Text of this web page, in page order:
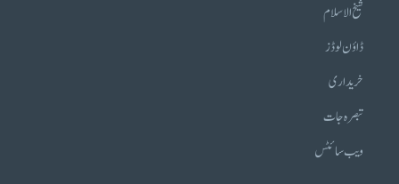
شیخ الاسلام
ڈاؤن لوڈز
خریداری
تبصرہ جات
ویب سائٹس